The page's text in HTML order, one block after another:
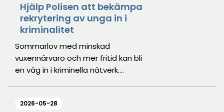
på totalt fem miljoner under 2026.
Hjälp Polisen att bekämpa
rekrytering av unga in i
kriminalitet
Sommarlov med minskad
vuxennärvaro och mer fritid kan bli
en väg in i kriminella nätverk.
barn och ungdomar rekryteras till
2026-05-28